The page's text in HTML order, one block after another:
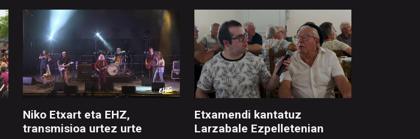
Niko Etxart eta EHZ,
transmisioa urtez urte
Etxamendi kantatuz
Larzabale Ezpelletenian